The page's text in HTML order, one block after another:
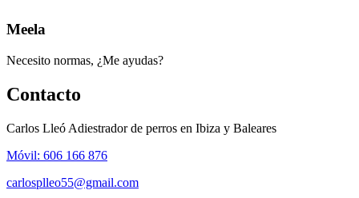
Meela
Necesito normas, ¿Me ayudas?
Contacto
Carlos Lleó Adiestrador de perros en Ibiza y Baleares
Móvil: 606 166 876
carlosplleo55@gmail.com